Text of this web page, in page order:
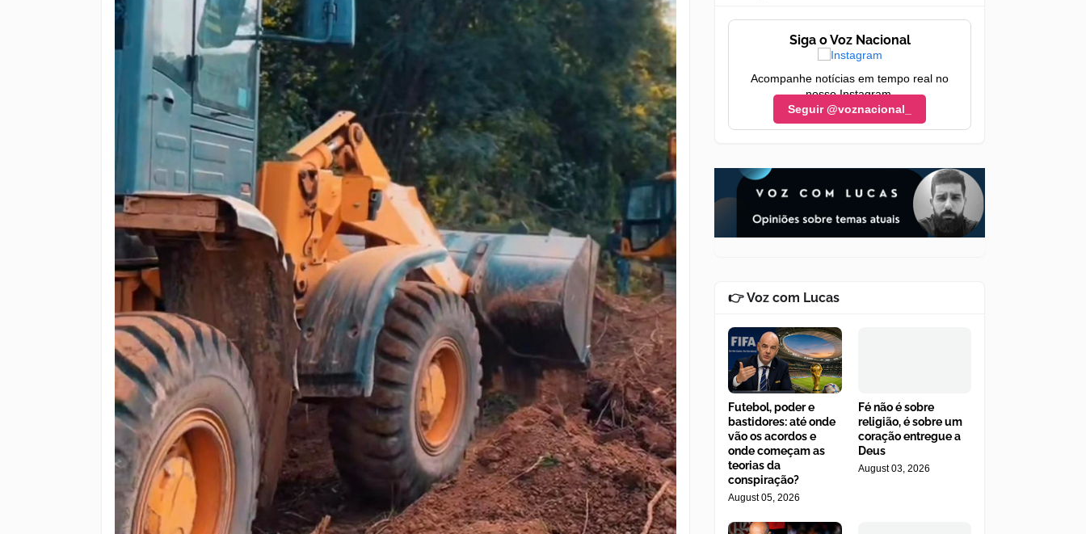
Siga o Voz Nacional
Acompanhe notícias em tempo real no
nosso Instagram.
Seguir @voznacional_
👉 Voz com Lucas
Futebol, poder e
bastidores: até onde
vão os acordos e
onde começam as
teorias da
conspiração?
August 05, 2026
Fé não é sobre
religião, é sobre um
coração entregue a
Deus
August 03, 2026